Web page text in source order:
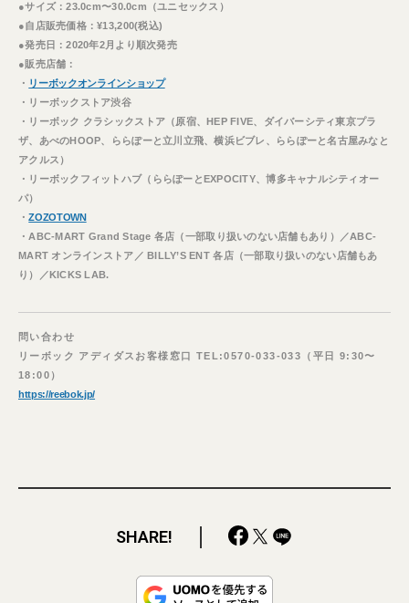
●サイズ：23.0cm〜30.0cm（ユニセックス）
●自店販売価格：¥13,200(税込)
●発売日：2020年2月より順次発売
●販売店舗：
・ リーボックオンラインショップ
・リーボックストア渋谷
・リーボック クラシックストア（原宿、HEP FIVE、ダイバーシティ東京プラ
ザ、あべのHOOP、ららぽーと立川立飛、横浜ビブレ、ららぽーと名古屋みなと
アクルス）
・リーボックフィットハブ（ららぽーとEXPOCITY、博多キャナルシティオー
パ）
・ZOZOTOWN
・ABC-MART Grand Stage 各店（一部取り扱いのない店舗もあり）／ABC-
MART オンラインストア／ BILLY’S ENT 各店（一部取り扱いのない店舗もあ
り）／KICKS LAB.
問い合わせ
リーボック アディダスお客様窓口 TEL:0570-033-033（平日 9:30〜
18:00）
https://reebok.jp/
SHARE!